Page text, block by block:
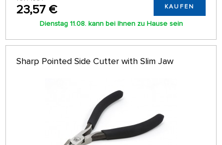
23,57 € KAUFEN
Dienstag 11.08. kann bei Ihnen zu Hause sein
Sharp Pointed Side Cutter with Slim Jaw